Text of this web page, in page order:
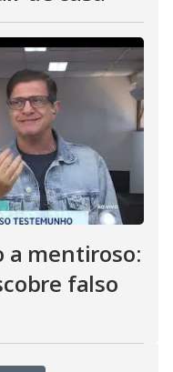
a mentiroso:
falso